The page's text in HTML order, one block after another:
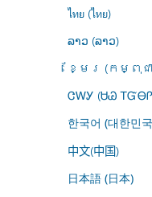
ไทย (ไทย)
ລາວ (ລາວ)
ខ្មែរ (កម្ពុជ
ᏣᎳᎩ (ᏌᏊ
한국어 (대한민
中文(中国)
日本語 (日本)